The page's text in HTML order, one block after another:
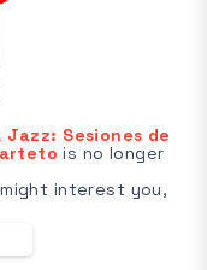
Jazz: Sesiones de
is no longer
interest you,